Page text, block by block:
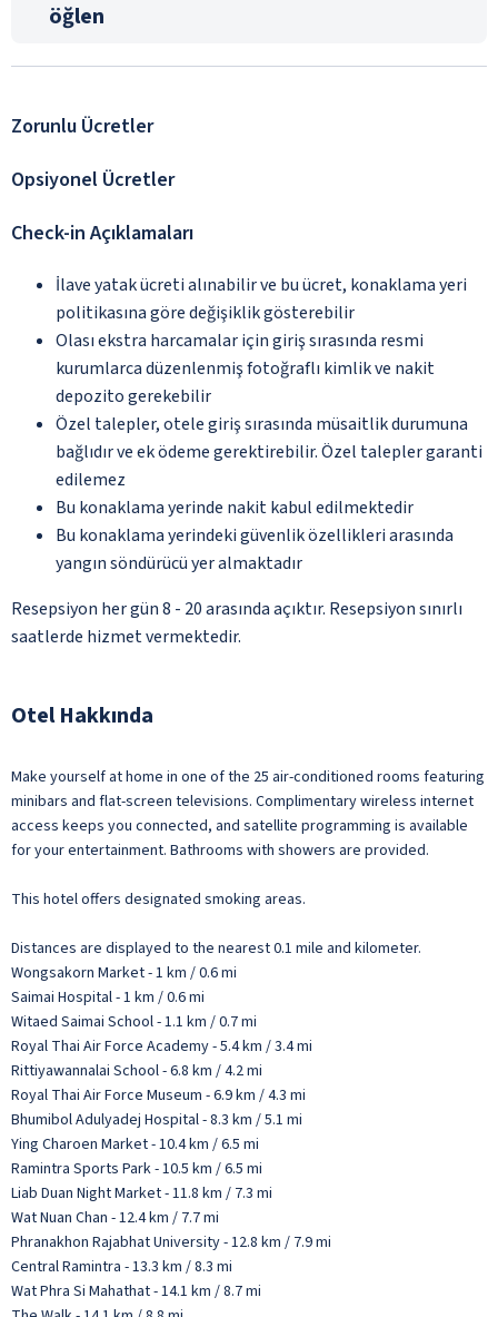
öğlen
Zorunlu Ücretler
Opsiyonel Ücretler
Check-in Açıklamaları
İlave yatak ücreti alınabilir ve bu ücret, konaklama yeri
politikasına göre değişiklik gösterebilir
Olası ekstra harcamalar için giriş sırasında resmi
kurumlarca düzenlenmiş fotoğraflı kimlik ve nakit
depozito gerekebilir
Özel talepler, otele giriş sırasında müsaitlik durumuna
bağlıdır ve ek ödeme gerektirebilir. Özel talepler garanti
edilemez
Bu konaklama yerinde nakit kabul edilmektedir
Bu konaklama yerindeki güvenlik özellikleri arasında
yangın söndürücü yer almaktadır
Resepsiyon her gün 8 - 20 arasında açıktır. Resepsiyon sınırlı
saatlerde hizmet vermektedir.
Otel Hakkında
Make yourself at home in one of the 25 air-conditioned rooms featuring
minibars and flat-screen televisions. Complimentary wireless internet
access keeps you connected, and satellite programming is available
for your entertainment. Bathrooms with showers are provided.
This hotel offers designated smoking areas.
Distances are displayed to the nearest 0.1 mile and kilometer.
Wongsakorn Market - 1 km / 0.6 mi
Saimai Hospital - 1 km / 0.6 mi
Witaed Saimai School - 1.1 km / 0.7 mi
Royal Thai Air Force Academy - 5.4 km / 3.4 mi
Rittiyawannalai School - 6.8 km / 4.2 mi
Royal Thai Air Force Museum - 6.9 km / 4.3 mi
Bhumibol Adulyadej Hospital - 8.3 km / 5.1 mi
Ying Charoen Market - 10.4 km / 6.5 mi
Ramintra Sports Park - 10.5 km / 6.5 mi
Liab Duan Night Market - 11.8 km / 7.3 mi
Wat Nuan Chan - 12.4 km / 7.7 mi
Phranakhon Rajabhat University - 12.8 km / 7.9 mi
Central Ramintra - 13.3 km / 8.3 mi
Wat Phra Si Mahathat - 14.1 km / 8.7 mi